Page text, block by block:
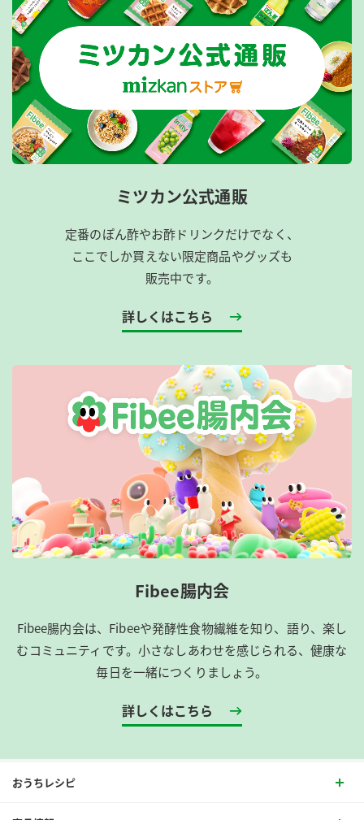
ミツカン公式通販
定番のぽん酢やお酢ドリンクだけでなく、
ここでしか買えない限定商品やグッズも
販売中です。
詳しくはこちら
Fibee腸内会
Fibee腸内会は、​Fibeeや発酵性食物繊維を知り、語り、楽し
むコミュニティです。​小さなしあわせを感じられる、健康な
毎日を一緒につくりましょう。
詳しくはこちら
おうちレシピ